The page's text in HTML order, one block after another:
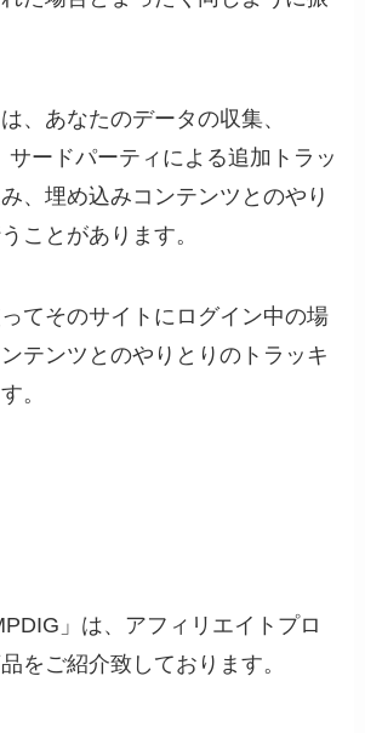
、あなたのデータの収集、
サードパーティによる追加トラッ
、埋め込みコンテンツとのやり
ことがあります。
てそのサイトにログイン中の場
テンツとのやりとりのトラッキ
。
」は、アフィリエイトプロ
をご紹介致しております。